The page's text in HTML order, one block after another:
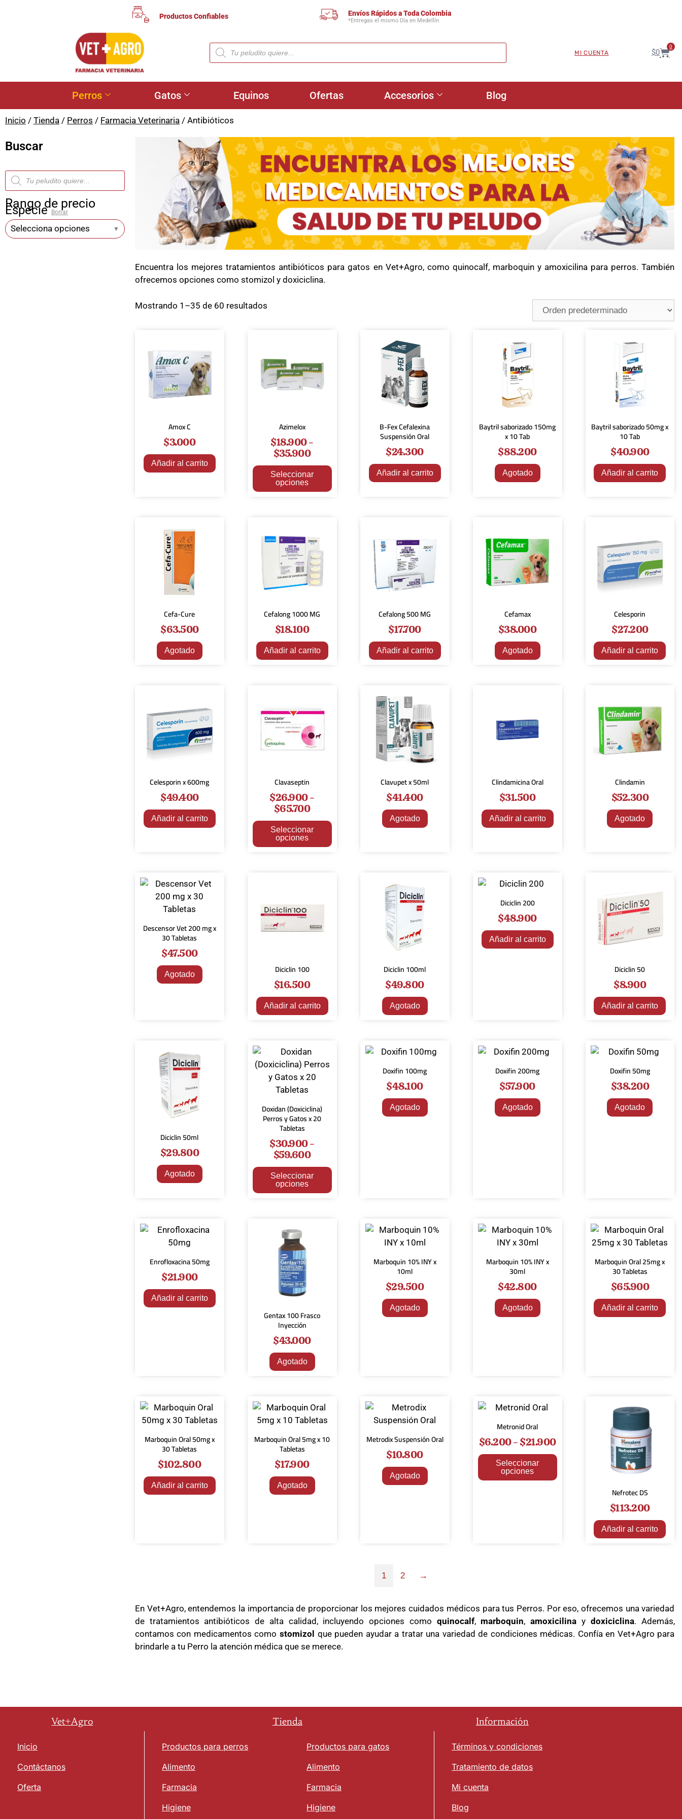
Productos Confiables Envíos Rápidos a Toda Colombia
*Entregas el mismo Día en Medellín
MI CUENTA $0
0
Perros Gatos Equinos Ofertas Accesorios Blog
Inicio / Tienda / Perros / Farmacia Veterinaria / Antibióticos
Buscar
Rango de precio
Especie Borrar
Selecciona opciones ▼
Encuentra los mejores tratamientos antibióticos para gatos en Vet+Agro, como quinocalf, marboquin y amoxicilina para perros. También
ofrecemos opciones como stomizol y doxiciclina.
Mostrando 1–35 de 60 resultados
Amox C
$3.000
Añadir al carrito
Azimelox
$18.900-
$35.900
Seleccionar
opciones
B-Fex Cefalexina
Suspensión Oral
$24.300
Añadir al carrito
Baytril saborizado 150mg
x 10 Tab
$88.200
Agotado
Baytril saborizado 50mg x
10 Tab
$40.900
Añadir al carrito
Cefa-Cure
$63.500
Agotado
Cefalong 1000 MG
$18.100
Añadir al carrito
Cefalong 500 MG
$17.700
Añadir al carrito
Cefamax
$38.000
Agotado
Celesporin
$27.200
Añadir al carrito
Celesporin x 600mg
$49.400
Añadir al carrito
Clavaseptin
$26.900-
$65.700
Seleccionar
opciones
Clavupet x 50ml
$41.400
Agotado
Clindamicina Oral
$31.500
Añadir al carrito
Clindamin
$52.300
Agotado
Descensor Vet 200 mg x
30 Tabletas
$47.500
Agotado
Diciclin 100
$16.500
Añadir al carrito
Diciclin 100ml
$49.800
Agotado
Diciclin 200
$48.900
Añadir al carrito
Diciclin 50
$8.900
Añadir al carrito
Diciclin 50ml
$29.800
Agotado
Doxidan (Doxiciclina)
Perros y Gatos x 20
Tabletas
$30.900-
$59.600
Seleccionar
opciones
Doxifin 100mg
$48.100
Agotado
Doxifin 200mg
$57.900
Agotado
Doxifin 50mg
$38.200
Agotado
Enrofloxacina 50mg
$21.900
Añadir al carrito
Gentax 100 Frasco
Inyección
$43.000
Agotado
Marboquin 10% INY x
10ml
$29.500
Agotado
Marboquin 10% INY x
30ml
$42.800
Agotado
Marboquin Oral 25mg x
30 Tabletas
$65.900
Añadir al carrito
Marboquin Oral 50mg x
30 Tabletas
$102.800
Añadir al carrito
Marboquin Oral 5mg x 10
Tabletas
$17.900
Agotado
Metrodix Suspensión Oral
$10.800
Agotado
Metronid Oral
$6.200-$21.900
Seleccionar
opciones
Nefrotec DS
$113.200
Añadir al carrito
1 2 →
En Vet+Agro, entendemos la importancia de proporcionar los mejores cuidados médicos para tus Perros. Por eso, ofrecemos una variedad
de tratamientos antibióticos de alta calidad, incluyendo opciones como quinocalf, marboquin,amoxicilina y doxiciclina. Además,
contamos con medicamentos como stomizol que pueden ayudar a tratar una variedad de condiciones médicas. Confía en Vet+Agro para
brindarle a tu Perro la atención médica que se merece.
Vet+Agro Tienda Información
Inicio
Contáctanos
Oferta
Productos para perros
Alimento
Farmacia
Higiene
Productos para gatos
Alimento
Farmacia
Higiene
Términos y condiciones
Tratamiento de datos
Mi cuenta
Blog